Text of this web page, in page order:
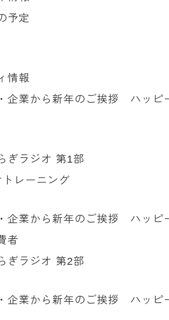
予定
情報
業から新年のご挨拶 ハッピ
ラジオ 第1部
レーニング
業から新年のご挨拶 ハッピ
者
ラジオ 第2部
業から新年のご挨拶 ハッピ